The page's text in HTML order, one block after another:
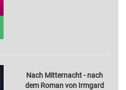
Nach Mitternacht - nach
dem Roman von Irmgard